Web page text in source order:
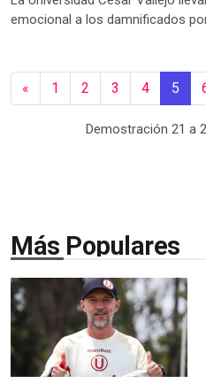
emocional a los damnificados
« 1 2 3 4 5
Demostración 21 a
Más Populares